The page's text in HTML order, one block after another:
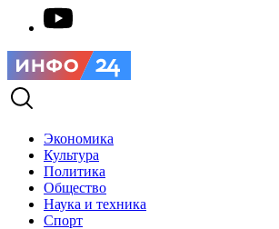
Экономика
Культура
Политика
Общество
Наука и техника
Спорт